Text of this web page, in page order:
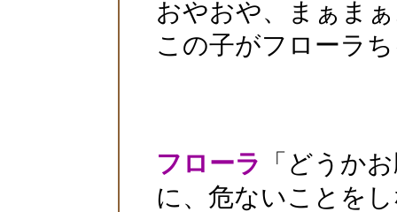
おやおや、まぁま
この子がフローラ
フローラ
「どうか
に、危ないことを